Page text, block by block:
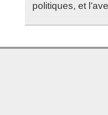
politiques, et